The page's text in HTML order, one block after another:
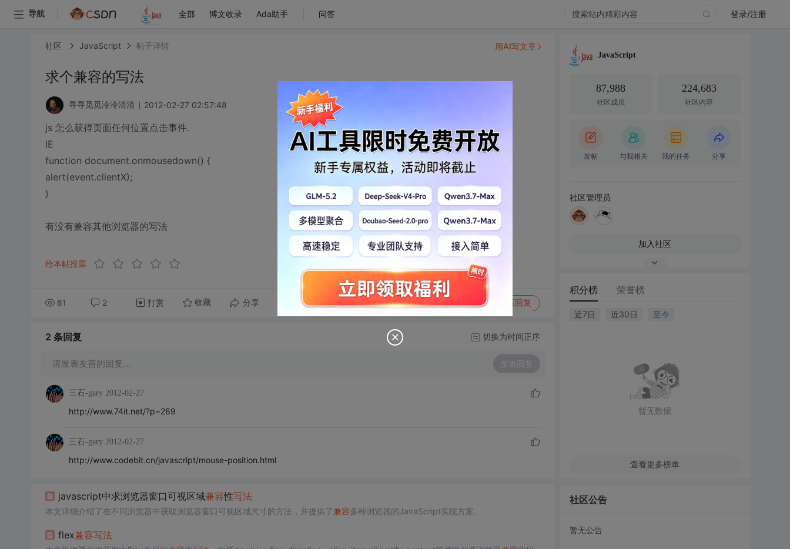
导航 全部 博文收录 Ada助手 问答 登录/注册
社区 JavaScript 帖子详情
求个兼容的写法
寻寻觅觅泠泠清清 2012-02-27 02:57:48
js 怎么获得页面任何位置点击事件.
IE
function document.onmousedown() {
alert(event.clientX);
}
有没有兼容其他浏览器的写法
给本帖投票
81 2 打赏 收藏 分享 转发到动态 举报 写回复
用AI写文章
2 条回复 切换为时间正序
请发表友善的回复… 发表回复
三石-gary 2012-02-27
http://www.74it.net/?p=269
三石-gary 2012-02-27
http://www.codebit.cn/javascript/mouse-position.html
javascript中求浏览器窗口可视区域兼容性写法
本文详细介绍了在不同浏览器中获取浏览器窗口可视区域尺寸的方法，并提供了兼容多种浏览器的JavaScript实现方案。
flex兼容写法
JavaScript
87,988
社区成员
224,683
社区内容
发帖 与我相关 我的任务 分享
社区管理员
加入社区
积分榜 荣誉榜
近7日 近30日 至今
暂无数据
查看更多榜单
社区公告
暂无公告